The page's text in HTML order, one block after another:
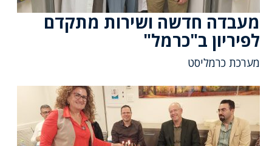
מעבדה חדשה ושירות מתקדם
לפיריון ב"כרמל"
מערכת כרמליסט